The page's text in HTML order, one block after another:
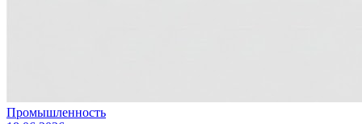
Промышленность